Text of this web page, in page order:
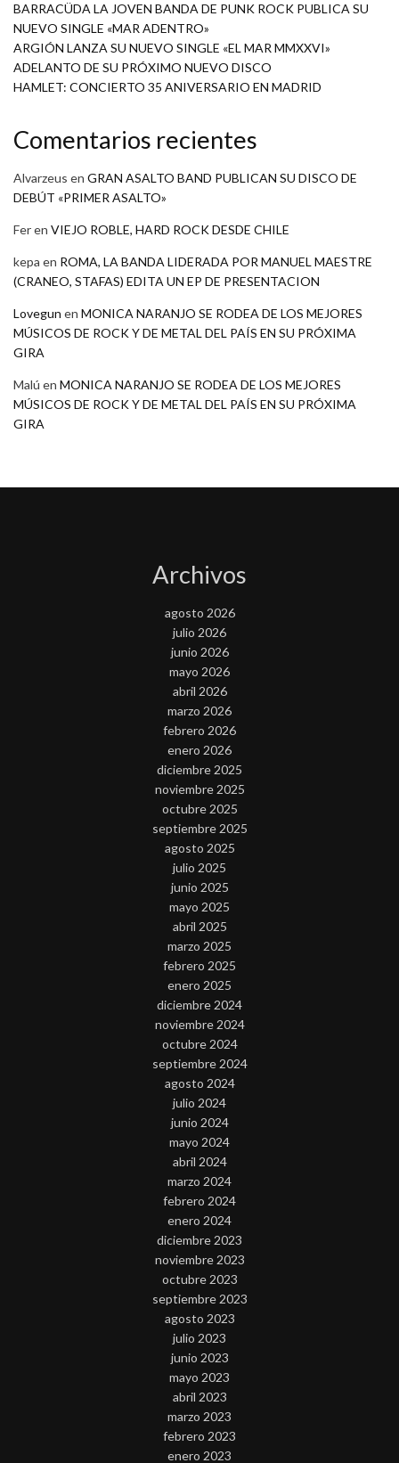
BARRACÜDA LA JOVEN BANDA DE PUNK ROCK PUBLICA SU
NUEVO SINGLE «MAR ADENTRO»
ARGIÓN LANZA SU NUEVO SINGLE «EL MAR MMXXVI»
ADELANTO DE SU PRÓXIMO NUEVO DISCO
HAMLET: CONCIERTO 35 ANIVERSARIO EN MADRID
Comentarios recientes
Alvarzeus en GRAN ASALTO BAND PUBLICAN SU DISCO DE
DEBÚT «PRIMER ASALTO»
Feren VIEJO ROBLE, HARD ROCK DESDE CHILE
kepa en ROMA, LA BANDA LIDERADA POR MANUEL MAESTRE
(CRANEO, STAFAS) EDITA UN EP DE PRESENTACION
Lovegun en MONICA NARANJO SE RODEA DE LOS MEJORES
MÚSICOS DE ROCK Y DE METAL DEL PAÍS EN SU PRÓXIMA
GIRA
Malú en MONICA NARANJO SE RODEA DE LOS MEJORES
MÚSICOS DE ROCK Y DE METAL DEL PAÍS EN SU PRÓXIMA
GIRA
Archivos
agosto 2026
julio 2026
junio 2026
mayo 2026
abril 2026
marzo 2026
febrero 2026
enero 2026
diciembre 2025
noviembre 2025
octubre 2025
septiembre 2025
agosto 2025
julio 2025
junio 2025
mayo 2025
abril 2025
marzo 2025
febrero 2025
enero 2025
diciembre 2024
noviembre 2024
octubre 2024
septiembre 2024
agosto 2024
julio 2024
junio 2024
mayo 2024
abril 2024
marzo 2024
febrero 2024
enero 2024
diciembre 2023
noviembre 2023
octubre 2023
septiembre 2023
agosto 2023
julio 2023
junio 2023
mayo 2023
abril 2023
marzo 2023
febrero 2023
enero 2023